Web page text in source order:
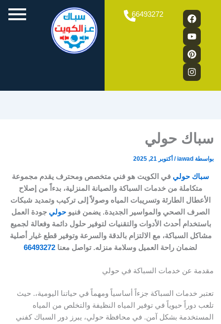
F
a
c
e
b
o
o
k
Y
o
u
t
u
b
e
P
i
n
t
e
r
e
s
I
n
s
t
a
g
r
a
66493272
سباك حولي
بواسطة iawad
/ أكتوبر 21, 2025
سباك حولي في الكويت هو فني متخصص ومحترف يقدم مجموعة
متكاملة من خدمات السباكة والصيانة المنزلية، بدءاً من إصلاح
الأعطال الطارئة وتسريبات المياه وصولاً إلى تركيب وتمديد شبكات
الصرف الصحي والمواسير الجديدة. يضمن فنيو حولي جودة العمل
باستخدام أحدث الأدوات والتقنيات لتوفير حلول دائمة وفعالة لجميع
مشاكل السباكة، مع الالتزام بالدقة والسرعة وتوفير قطع غيار أصلية
لضمان راحة العميل وسلامة منزله. تواصل معنا 66493272
مقدمة عن خدمات السباكة في حولي
تعتبر خدمات السباكة جزءاً أساسياً ومهماً في حياتنا اليومية،. حيث
تلعب دوراً حيوياً في توفير المياه النظيفة والتخلص من المياه
المستخدمة بشكل آمن. في محافظة حولي، يبرز دور السباك كفني
بالكويت:
الكويت: